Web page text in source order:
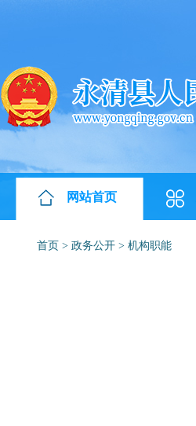
网站首页
首页 > 政务公开 > 机构职能